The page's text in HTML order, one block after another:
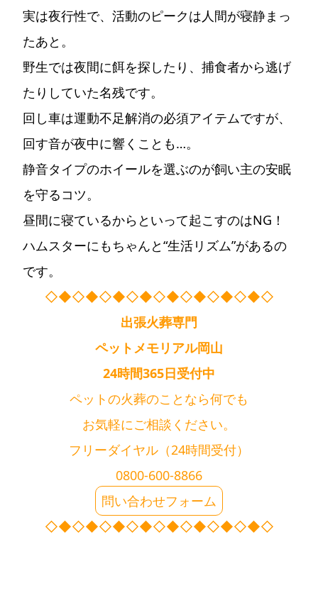
実は夜行性で、活動のピークは人間が寝静まっ
たあと。
野生では夜間に餌を探したり、捕食者から逃げ
たりしていた名残です。
回し車は運動不足解消の必須アイテムですが、
回す音が夜中に響くことも…。
静音タイプのホイールを選ぶのが飼い主の安眠
を守るコツ。
昼間に寝ているからといって起こすのはNG！
ハムスターにもちゃんと“生活リズム”があるの
です。
◇◆◇◆◇◆◇◆◇◆◇◆◇◆◇◆◇
出張火葬専門
ペットメモリアル岡山
24時間365日受付中
ペットの火葬のことなら何でも
お気軽にご相談ください。
フリーダイヤル（24時間受付）
0800-600-8866
問い合わせフォーム
◇◆◇◆◇◆◇◆◇◆◇◆◇◆◇◆◇